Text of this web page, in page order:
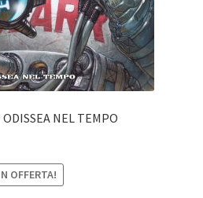
ODISSEA NEL TEMPO
OFFERTA!